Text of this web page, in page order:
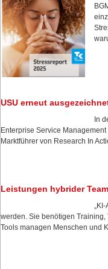
USU erneut
In
Enterprise Service
Marktführer von Research In
Leistungen hybrider
werden. Sie benötigen
Tools managen Menschen und